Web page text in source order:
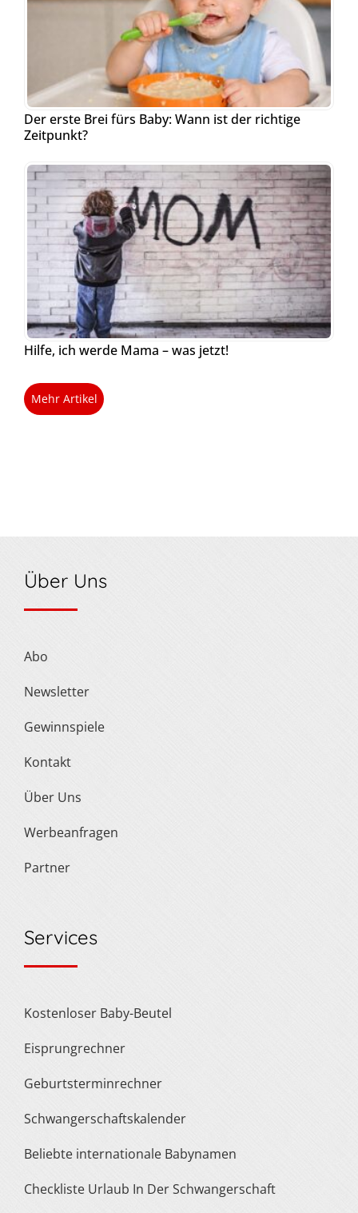
Der erste Brei fürs Baby: Wann ist der richtige
Zeitpunkt?
Hilfe, ich werde Mama – was jetzt!
Mehr Artikel
Über Uns
Abo
Newsletter
Gewinnspiele
Kontakt
Über Uns
Werbeanfragen
Partner
Services
Kostenloser Baby-Beutel
Eisprungrechner
Geburtsterminrechner
Schwangerschaftskalender
Beliebte internationale Babynamen
Checkliste Urlaub In Der Schwangerschaft